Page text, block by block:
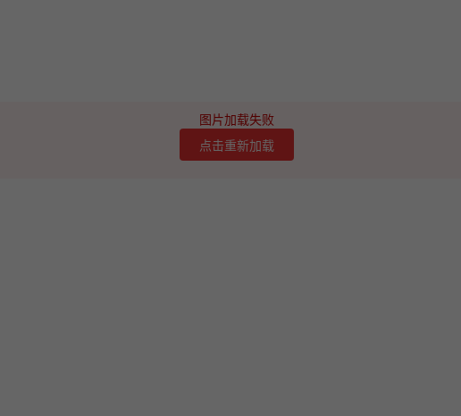
图片加载失败
点击重新加载